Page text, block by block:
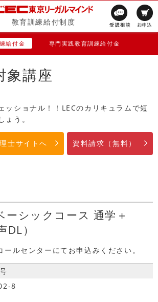
教育訓練給付制度
給付金 専門実践教育訓練給付金
象講座
ッショナル！！LECのカリキュラムで短
ょう。
士サイトへ 資料請求（無料）
ーシックコース 通学＋
DL）
ールセンターにてお申込みください。
8